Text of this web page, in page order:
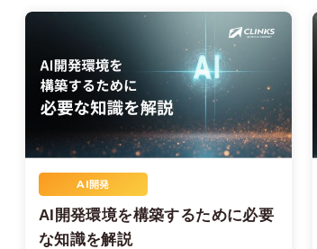
AI開発
AI開発環境を構築するために必要
な知識を解説